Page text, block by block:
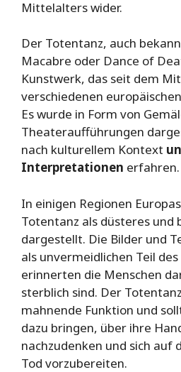
Mittelalters wider.
Der Totentanz, auch
Macabre oder Dance of
Kunstwerk, das seit dem
verschiedenen
Es wurde in Form von
Theateraufführungen
nach kulturellem Kontext
Interpretationen erfahren.
In einigen Regionen
Totentanz als düsteres und
dargestellt. Die Bilder und
als unvermeidlichen Teil
erinnerten die Menschen
sterblich sind. Der
mahnende Funktion und
dazu bringen, über ihre
nachzudenken und sich auf
Tod vorzubereiten.